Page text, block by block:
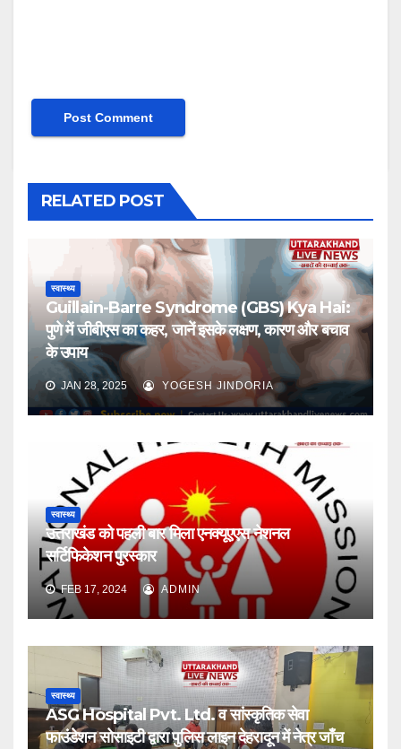
RELATED POST
स्वास्थ्य
Guillain-Barre Syndrome (GBS) Kya Hai:
पुणे में जीबीएस का कहर, जानें इसके लक्षण, कारण और बचाव
के उपाय
JAN 28, 2025 YOGESH JINDORIA
स्वास्थ्य
उत्तराखंड को पहली बार मिला एनक्यूएएस नेशनल
सर्टिफिकेशन पुरस्कार
FEB 17, 2024 ADMIN
स्वास्थ्य
ASG Hospital Pvt. Ltd. व सांस्कृतिक सेवा
फाउंडेशन सोसाइटी द्वारा पुलिस लाइन देहरादून में नेत्र जाँच